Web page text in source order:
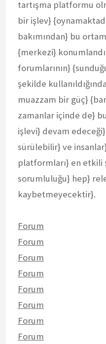
tartışma platformu
bir işlev}
bakımından} bu
{merkezi}
forumlarının}
şekilde
muazzam bir güç}
zamanlar içinde de}
işlevi} devam
sürülebilir} ve
platformları} en etkili
sorumluluğu} hep}
kaybetmeyecektir}.
Forum
Forum
Forum
Forum
Forum
Forum
Forum
Forum